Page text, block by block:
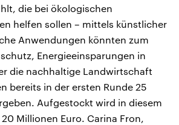
die bei ökologischen
helfen sollen – mittels künstlicher
Anwendungen könnten zum
Energieeinsparungen in
die nachhaltige Landwirtschaft
bereits in der ersten Runde 25
Aufgestockt wird in diesem
Millionen Euro. Carina Fron,